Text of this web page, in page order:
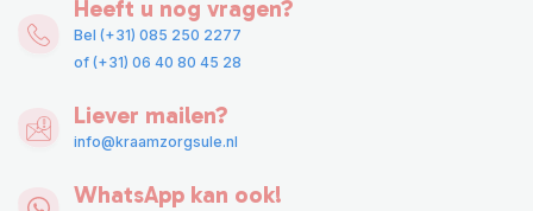
Heeft u nog vragen?
Bel (+31) 085 250 2277
of (+31) 06 40 80 45 28
Liever mailen?
info@kraamzorgsule.nl
WhatsApp kan ook!